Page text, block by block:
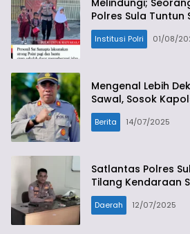
Melindungi;
Polres Sula Tuntun
Institusi Polri 01/08/
Mengenal Lebih
Sawal, Sosok
Berita 14/07/2025
Satlantas Polres
Tilang Kendaraan
Daerah 12/07/2025